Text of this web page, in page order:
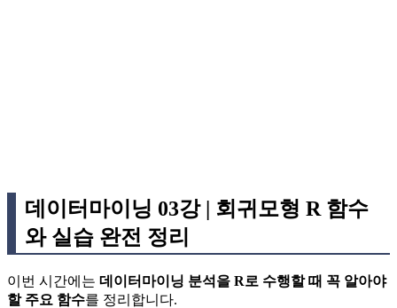
데이터마이닝 03강 | 회귀모형 R 함수
와 실습 완전 정리
이번 시간에는 데이터마이닝 분석을 R로 수행할 때 꼭 알아야
할 주요 함수를 정리합니다.